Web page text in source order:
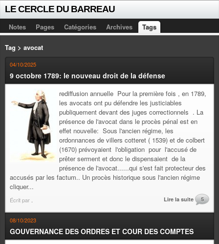
LE CERCLE DU BARREAU
Notes Pages Catégories Archives Tags
Tag > avocat
04/10/2025
9 octobre 1789: le nouveau droit de la défense
rediffusion annuelle Pour la première fois , en 1789,
les avocats ont pu défendre les justiciables
publiquement devant des juges correctionnels . La
présence de l'avocat dans le procès pénal est en
effet nouvelle: Sous l'ancien régime, les
ordonnances de villers cotteret ( 1539) et de colbert
(1670) prévoyaient l'obligation pour l'accusé de
prêter serment et donc le dispensaient de la
présence de l'avocat......qui s'est fait protecteur des
accusés par les factum.. Un procès historique sous l'ancien régime
cliquer...
Écrit par Lire la suite 5
08/10/2023
GOUVERNANCE DES ORDRES ET COUR DES COMPTES